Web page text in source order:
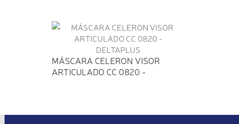
MÁSCARA CELERON VISOR
ARTICULADO CC 0820 -